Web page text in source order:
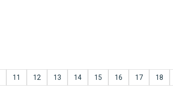
11 12 13 14 15 16 17 18